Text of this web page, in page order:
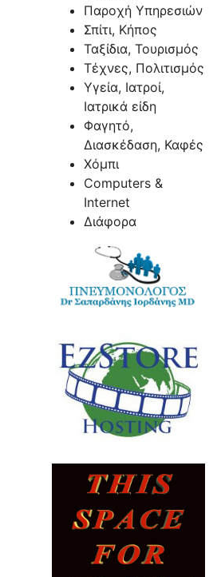
Παροχή Υπηρεσιών
Σπίτι, Κήπος
Ταξίδια, Τουρισμός
Τέχνες, Πολιτισμός
Υγεία, Ιατροί,
Ιατρικά είδη
Φαγητό,
Διασκέδαση, Καφές
Χόμπι
Computers &
Internet
Διάφορα